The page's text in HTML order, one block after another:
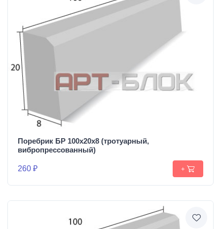
Поребрик БР 100х20х8 (тротуарный,
вибропрессованный)
260 ₽ +